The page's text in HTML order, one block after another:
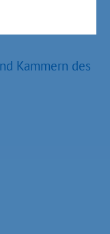
Kammern des